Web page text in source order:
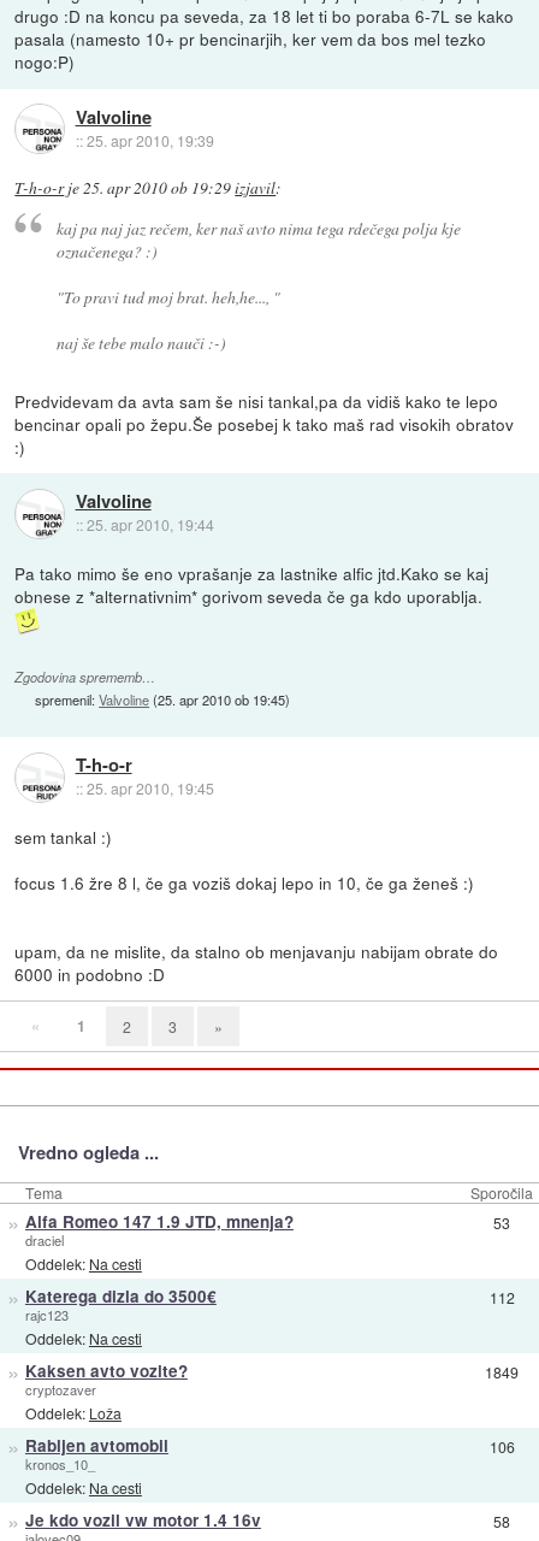
drugo :D na koncu pa seveda, za 18 let ti bo poraba 6-7L se kako
pasala (namesto 10+ pr bencinarjih, ker vem da bos mel tezko
nogo:P)
Valvoline
::25. apr 2010, 19:39
T-h-o-rje25. apr 2010 ob 19:29izjavil:
kaj pa naj jaz rečem, ker naš avto nima tega rdečega polja kje
označenega? :)
"To pravi tud moj brat. heh,he..., "
naj še tebe malo nauči :-)
Predvidevam da avta sam še nisi tankal,pa da vidiš kako te lepo
bencinar opali po žepu.Še posebej k tako maš rad visokih obratov
:)
Valvoline
::25. apr 2010, 19:44
Pa tako mimo še eno vprašanje za lastnike alfic jtd.Kako se kaj
obnese z *alternativnim* gorivom seveda če ga kdo uporablja.
Zgodovina sprememb…
spremenil:Valvoline(25. apr 2010 ob 19:45)
T-h-o-r
::25. apr 2010, 19:45
sem tankal :)
focus 1.6 žre 8 l, če ga voziš dokaj lepo in 10, če ga ženeš :)
upam, da ne mislite, da stalno ob menjavanju nabijam obrate do
6000 in podobno :D
« 1 2 3 »
Vredno ogleda ...
Tema Sporočila
» Alfa Romeo 147 1.9 JTD, mnenja?
draciel
Oddelek: Na cesti
53
» Katerega dizla do 3500€
rajc123
Oddelek: Na cesti
112
» Kaksen avto vozite?
cryptozaver
Oddelek: Loža
1849
» Rabljen avtomobil
kronos_10_
Oddelek: Na cesti
106
» Je kdo vozil vw motor 1.4 16v 58